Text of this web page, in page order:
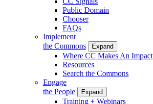
Public Domain
Chooser
FAQs
Implement
the Commons
Expand
Where CC Makes An Impact
Resources
Search the Commons
Engage
the People
Expand
Training + Webinars